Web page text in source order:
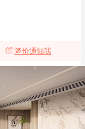
降价通知我